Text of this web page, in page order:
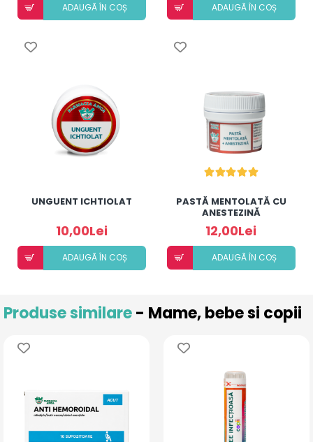
ADAUGÃ ÎN COȘ ADAUGÃ ÎN COȘ
UNGUENT ICHTIOLAT
10,00Lei
ADAUGÃ ÎN COȘ
PASTĂ MENTOLATĂ CU
ANESTEZINĂ
12,00Lei
ADAUGÃ ÎN COȘ
Produse similare- Mame, bebe si copii